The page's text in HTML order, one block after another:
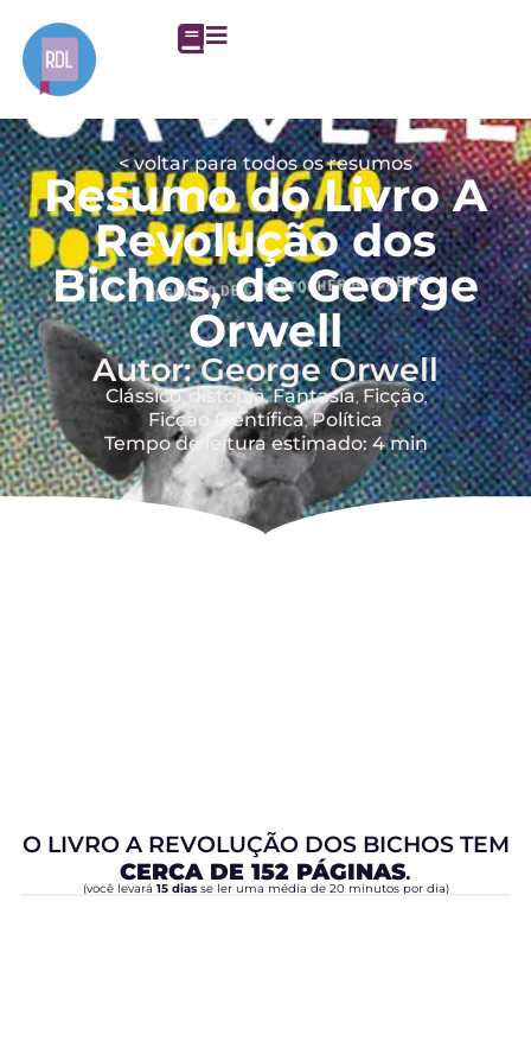
< voltar para todos os resumos
Resumo do Livro A
Revolução dos
Bichos, de George
Orwell
Autor: George Orwell
Clássico, distopia, Fantasia, Ficção,
Ficção Científica, Política
Tempo de leitura estimado: 4 min
O LIVRO A REVOLUÇÃO DOS BICHOS TEM
CERCA DE 152 PÁGINAS.
(você levará 15 diasse ler uma média de 20 minutos por dia)